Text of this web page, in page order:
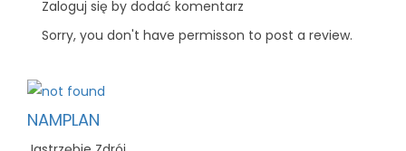
Zaloguj się by dodać komentarz
Sorry, you don't have permisson to post a review.
NAMPLAN